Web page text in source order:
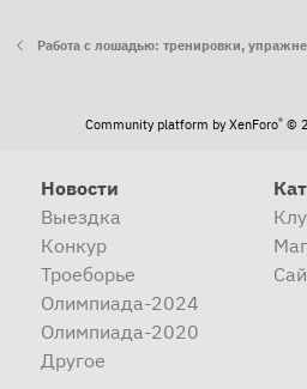
Работа с лошадью: тренировки,
Community platform by XenForo® ©
Новости
Выездка
Конкур
Троеборье
Олимпиада-2024
Олимпиада-2020
Другое